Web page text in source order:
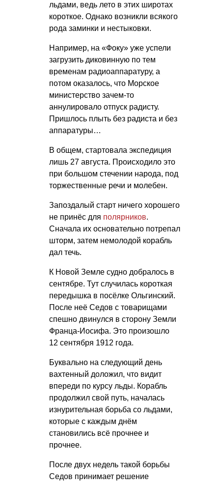
льдами, ведь лето в этих широтах
короткое. Однако возникли всякого
рода заминки и нестыковки.
Например, на «Фоку» уже успели
загрузить диковинную по тем
временам радиоаппаратуру, а
потом оказалось, что Морское
министерство зачем-то
аннулировало отпуск радисту.
Пришлось плыть без радиста и без
аппаратуры…
В общем, стартовала экспедиция
лишь 27 августа. Происходило это
при большом стечении народа, под
торжественные речи и молебен.
Запоздалый старт ничего хорошего
не принёс для полярников.
Сначала их основательно потрепал
шторм, затем немолодой корабль
дал течь.
К Новой Земле судно добралось в
сентябре. Тут случилась короткая
передышка в посёлке Ольгинский.
После неё Седов с товарищами
спешно двинулся в сторону Земли
Франца-Иосифа. Это произошло
12 сентября 1912 года.
Буквально на следующий день
вахтенный доложил, что видит
впереди по курсу льды. Корабль
продолжил свой путь, началась
изнурительная борьба со льдами,
которые с каждым днём
становились всё прочнее и
прочнее.
После двух недель такой борьбы
Седов принимает решение